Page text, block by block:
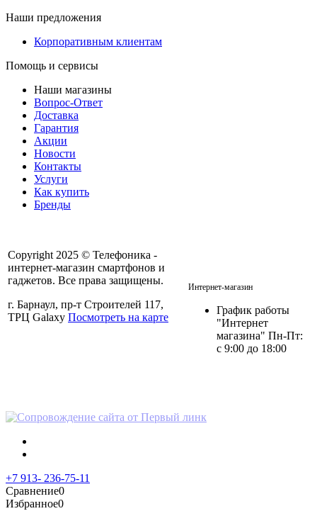
Наши предложения
Корпоративным клиентам
Помощь и сервисы
Наши магазины
Вопрос-Ответ
Доставка
Гарантия
Акции
Новости
Контакты
Услуги
Как купить
Бренды
Copyright 2025 © Телефоника -
интернет-магазин смартфонов и
гаджетов. Все права защищены.
г. Барнаул, пр-т Строителей 117,
ТРЦ Galaxy Посмотреть на карте
Интернет-магазин
График работы
"Интернет
магазина" Пн-Пт:
с 9:00 до 18:00
+7 913- 236-75-11
Сравнение0
Избранное0